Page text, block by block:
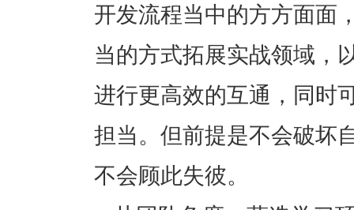
开发流程当中的方方面面
当的方式拓展实战领域，
进行更高效的互通，同时
担当。但前提是不会破坏
不会顾此失彼。